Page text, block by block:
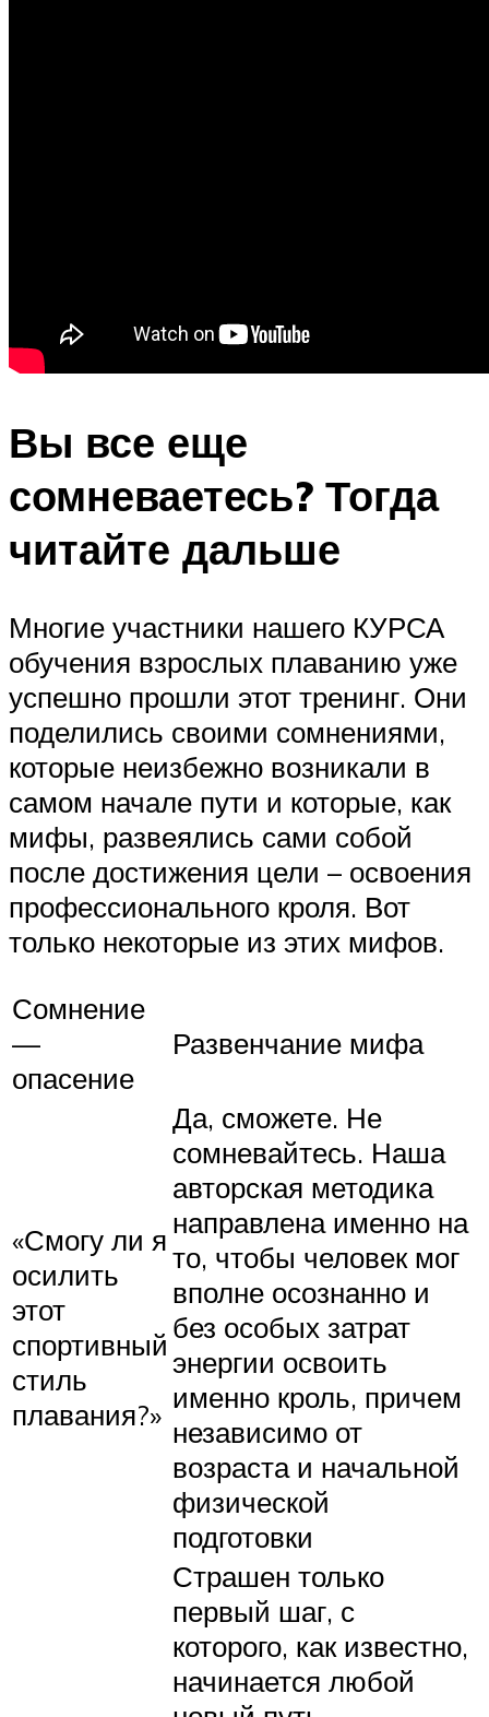
Вы все еще
сомневаетесь? Тогда
читайте дальше
Многие участники нашего КУРСА
обучения взрослых плаванию уже
успешно прошли этот тренинг. Они
поделились своими сомнениями,
которые неизбежно возникали в
самом начале пути и которые, как
мифы, развеялись сами собой
после достижения цели – освоения
профессионального кроля. Вот
только некоторые из этих мифов.
Сомнение
—
опасение
Развенчание мифа
«Смогу ли я
осилить
этот
спортивный
стиль
плавания?»
Да, сможете. Не
сомневайтесь. Наша
авторская методика
направлена именно на
то, чтобы человек мог
вполне осознанно и
без особых затрат
энергии освоить
именно кроль, причем
независимо от
возраста и начальной
физической
подготовки
Страшен только
первый шаг, с
которого, как известно,
начинается любой